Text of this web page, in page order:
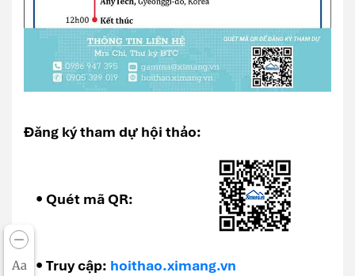
Aa
Đăng ký tham dự hội thảo:
• Quét mã QR:
• Truy cập: hoithao.ximang.vn